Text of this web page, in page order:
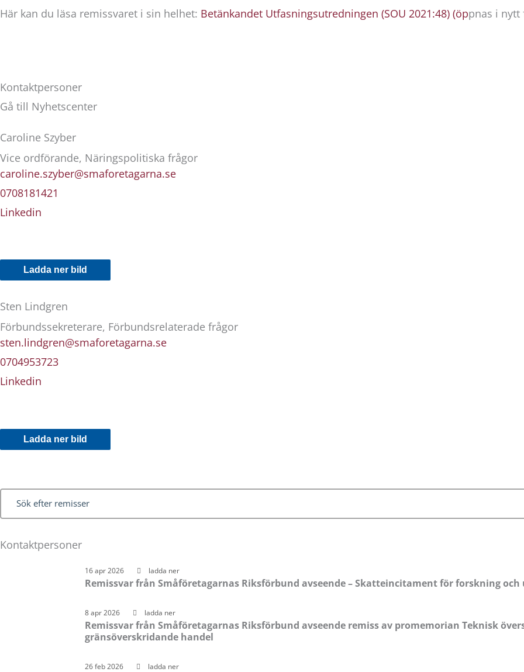
Här kan du läsa remissvaret i sin helhet: Betänkandet Utfasningsutredningen (SOU 2021:48) (öppnas i nytt
Kontaktpersoner
Gå till Nyhetscenter
Caroline Szyber
Vice ordförande, Näringspolitiska frågor
caroline.szyber@smaforetagarna.se
0708181421
Linkedin
Ladda ner bild
Sten Lindgren
Förbundssekreterare, Förbundsrelaterade frågor
sten.lindgren@smaforetagarna.se
0704953723
Linkedin
Ladda ner bild
Kontaktpersoner
16 apr 2026 ladda ner
Remissvar från Småföretagarnas Riksförbund avseende – Skatteincitament för forskning
8 apr 2026 ladda ner
Remissvar från Småföretagarnas Riksförbund avseende remiss av promemorian Teknisk
gränsöverskridande handel
26 feb 2026 ladda ner
SidaSida
SidaSida